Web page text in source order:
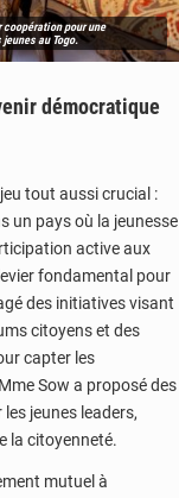
pour une
au Togo.
démocratique
tout aussi crucial :
un pays où la jeunesse
active aux
fondamental pour
des initiatives visant
citoyens et des
capter les
Sow a proposé des
jeunes leaders,
la citoyenneté.
mutuel à